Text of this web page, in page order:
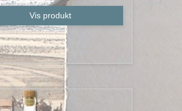
Vis produkt